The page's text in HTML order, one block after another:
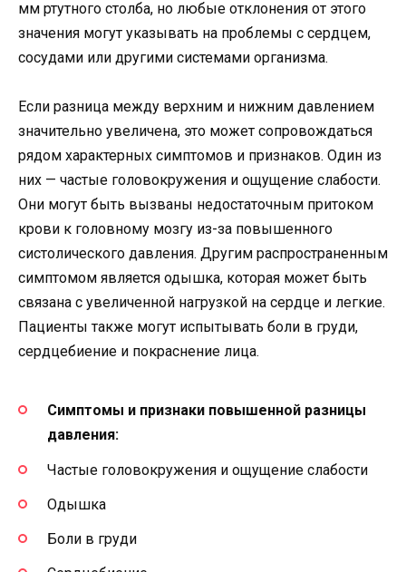
мм ртутного столба, но любые отклонения от этого
значения могут указывать на проблемы с сердцем,
сосудами или другими системами организма.
Если разница между верхним и нижним давлением
значительно увеличена, это может сопровождаться
рядом характерных симптомов и признаков. Один из
них — частые головокружения и ощущение слабости.
Они могут быть вызваны недостаточным притоком
крови к головному мозгу из-за повышенного
систолического давления. Другим распространенным
симптомом является одышка, которая может быть
связана с увеличенной нагрузкой на сердце и легкие.
Пациенты также могут испытывать боли в груди,
сердцебиение и покраснение лица.
Симптомы и признаки повышенной разницы
давления:
Частые головокружения и ощущение слабости
Одышка
Боли в груди